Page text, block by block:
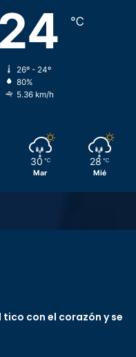
24 ℃
26º - 24º
80%
5.36 km/h
30 ℃
Mar
28 ℃
Mié
con el corazón y se